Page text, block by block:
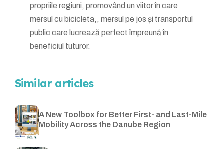
propriile regiuni, promovând un viitor în care
mersul cu bicicleta,, mersul pe jos și transportul
public care lucrează perfect împreună în
beneficiul tuturor.
Similar articles
A New Toolbox for Better First- and Last-Mile
Mobility Across the Danube Region